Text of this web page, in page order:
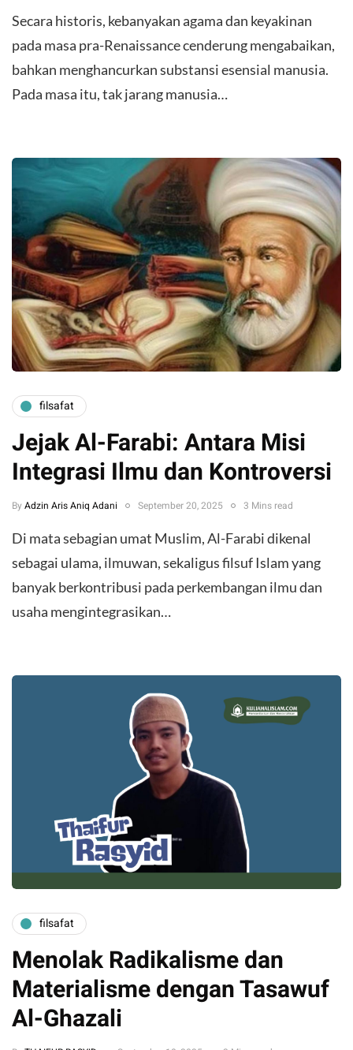
Secara historis, kebanyakan agama dan keyakinan
pada masa pra-Renaissance cenderung mengabaikan,
bahkan menghancurkan substansi esensial manusia.
Pada masa itu, tak jarang manusia…
filsafat
Jejak Al-Farabi: Antara Misi
Integrasi Ilmu dan Kontroversi
By Adzin Aris Aniq Adani September 20, 2025 3 Mins read
Di mata sebagian umat Muslim, Al-Farabi dikenal
sebagai ulama, ilmuwan, sekaligus filsuf Islam yang
banyak berkontribusi pada perkembangan ilmu dan
usaha mengintegrasikan…
filsafat
Menolak Radikalisme dan
Materialisme dengan Tasawuf
Al-Ghazali